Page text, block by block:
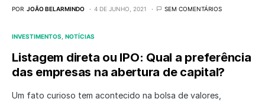
POR JOÃO BELARMINDO 4 DE JUNHO, 2021 SEM COMENTÁRIOS
INVESTIMENTOS NOTÍCIAS
Listagem direta ou IPO: Qual a preferência
das empresas na abertura de capital?
Um fato curioso tem acontecido na bolsa de valores,